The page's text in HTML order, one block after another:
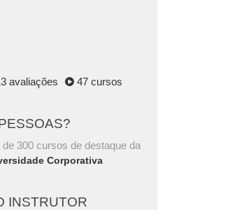
avaliações 47 cursos
300 cursos de destaque da
Corporativa
INSTRUTOR